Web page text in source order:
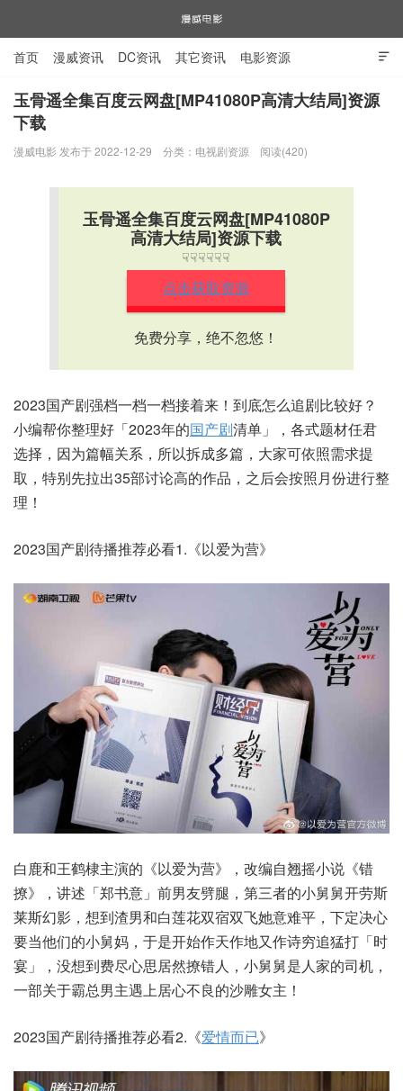
漫威电影

首页 漫威资讯 DC资讯 其它资讯 电影资源
电视剧资源 漫威图片
玉骨遥全集百度云网盘[MP41080P高清大结局]资源
下载
漫威电影 发布于 2022-12-29 分类： 电视剧资源 阅读(420)
玉骨遥全集百度云网盘[MP41080P
高清大结局]资源下载
☟☟☟☟☟☟
点击获取资源
免费分享，绝不忽悠！
2023国产剧强档一档一档接着来！到底怎么追剧比较好？
小编帮你整理好「2023年的国产剧清单」，各式题材任君
选择，因为篇幅关系，所以拆成多篇，大家可依照需求提
取，特别先拉出35部讨论高的作品，之后会按照月份进行整
理！
2023国产剧待播推荐必看1.《以爱为营》
白鹿和王鹤棣主演的《以爱为营》，改编自翘摇小说《错
撩》，讲述「郑书意」前男友劈腿，第三者的小舅舅开劳斯
莱斯幻影，想到渣男和白莲花双宿双飞她意难平，下定决心
要当他们的小舅妈，于是开始作天作地又作诗穷追猛打「时
宴」，没想到费尽心思居然撩错人，小舅舅是人家的司机，
一部关于霸总男主遇上居心不良的沙雕女主！
2023国产剧待播推荐必看2.《爱情而已》